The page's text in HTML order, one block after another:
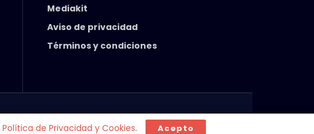
Mediakit
Aviso de privacidad
Términos y condiciones
Política de Privacidad y Cookies. Acepto